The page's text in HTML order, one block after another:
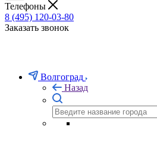
Телефоны
8 (495) 120-03-80
Заказать звонок
Волгоград
Назад